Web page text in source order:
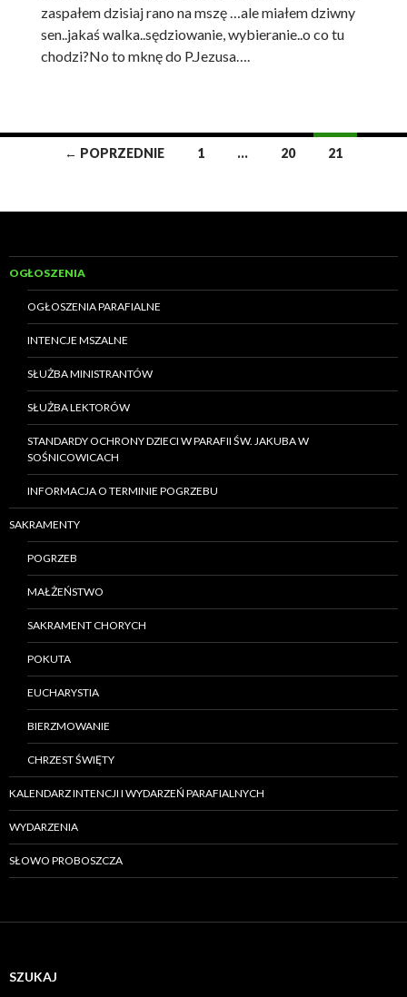
zaspałem dzisiaj rano na mszę …ale miałem dziwny
sen..jakaś walka..sędziowanie, wybieranie..o co tu
chodzi?No to mknę do P.Jezusa….
po
wpisach
← POPRZEDNIE 1 … 20 21
OGŁOSZENIA
OGŁOSZENIA PARAFIALNE
INTENCJE MSZALNE
SŁUŻBA MINISTRANTÓW
SŁUŻBA LEKTORÓW
STANDARDY OCHRONY DZIECI W PARAFII ŚW. JAKUBA W
SOŚNICOWICACH
INFORMACJA O TERMINIE POGRZEBU
SAKRAMENTY
POGRZEB
MAŁŻEŃSTWO
SAKRAMENT CHORYCH
POKUTA
EUCHARYSTIA
BIERZMOWANIE
CHRZEST ŚWIĘTY
KALENDARZ INTENCJI I WYDARZEŃ PARAFIALNYCH
WYDARZENIA
SŁOWO PROBOSZCZA
SZUKAJ